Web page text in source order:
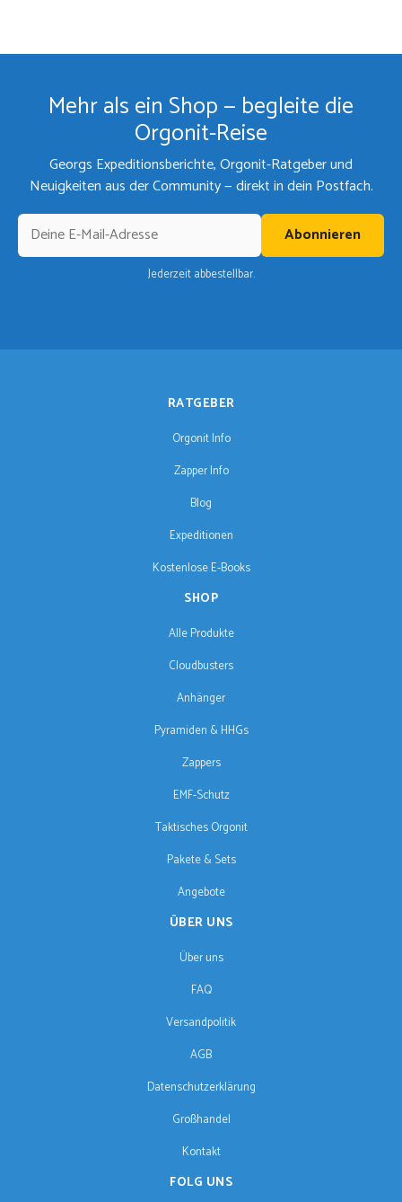
Mehr als ein Shop — begleite die
Orgonit-Reise
Georgs Expeditionsberichte, Orgonit-Ratgeber und
Neuigkeiten aus der Community — direkt in dein Postfach.
Abonnieren
Jederzeit abbestellbar.
RATGEBER
Orgonit Info
Zapper Info
Blog
Expeditionen
Kostenlose E-Books
SHOP
Alle Produkte
Cloudbusters
Anhänger
Pyramiden & HHGs
Zappers
EMF-Schutz
Taktisches Orgonit
Pakete & Sets
Angebote
ÜBER UNS
Über uns
FAQ
Versandpolitik
AGB
Datenschutzerklärung
Großhandel
Kontakt
FOLG UNS